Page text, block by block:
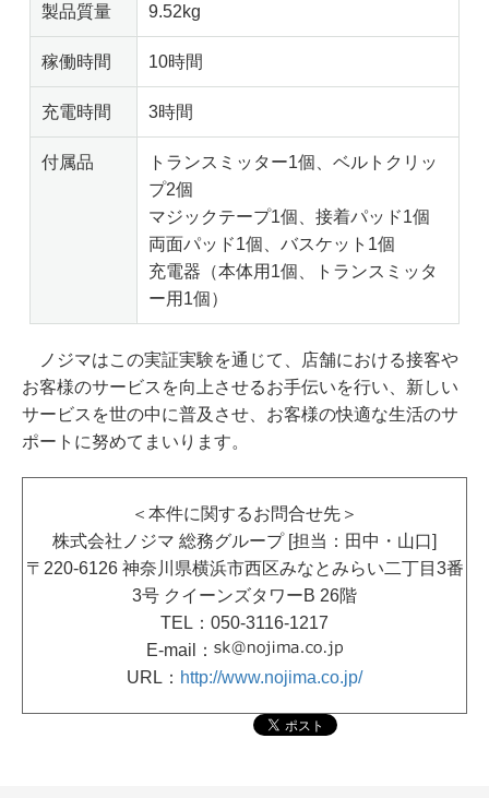
製品質量 9.52kg
稼働時間 10時間
充電時間 3時間
付属品
トランスミッター1個、ベルトクリッ
プ2個
マジックテープ1個、接着パッド1個
両面パッド1個、バスケット1個
充電器（本体用1個、トランスミッタ
ー用1個）
ノジマはこの実証実験を通じて、店舗における接客や
お客様のサービスを向上させるお手伝いを行い、新しい
サービスを世の中に普及させ、お客様の快適な生活のサ
ポートに努めてまいります。
＜本件に関するお問合せ先＞
株式会社ノジマ 総務グループ [担当：田中・山口]
〒220-6126 神奈川県横浜市西区みなとみらい二丁目3番
3号 クイーンズタワーB 26階
TEL：050-3116-1217
E-mail：
URL： http://www.nojima.co.jp/